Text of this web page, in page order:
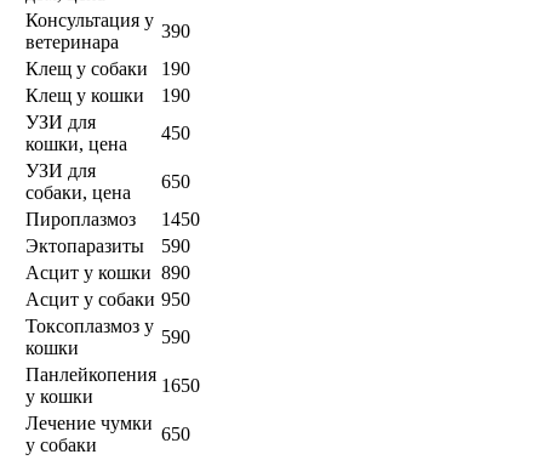
Консультация у
ветеринара
390
Клещ у собаки
190
Клещ у кошки
190
УЗИ для
кошки, цена
450
УЗИ для
собаки, цена
650
Пироплазмоз
1450
Эктопаразиты
590
Асцит у кошки 890
Асцит у собаки 950
Токсоплазмоз у
кошки
590
Панлейкопения
у кошки
1650
Лечение чумки
у собаки
650